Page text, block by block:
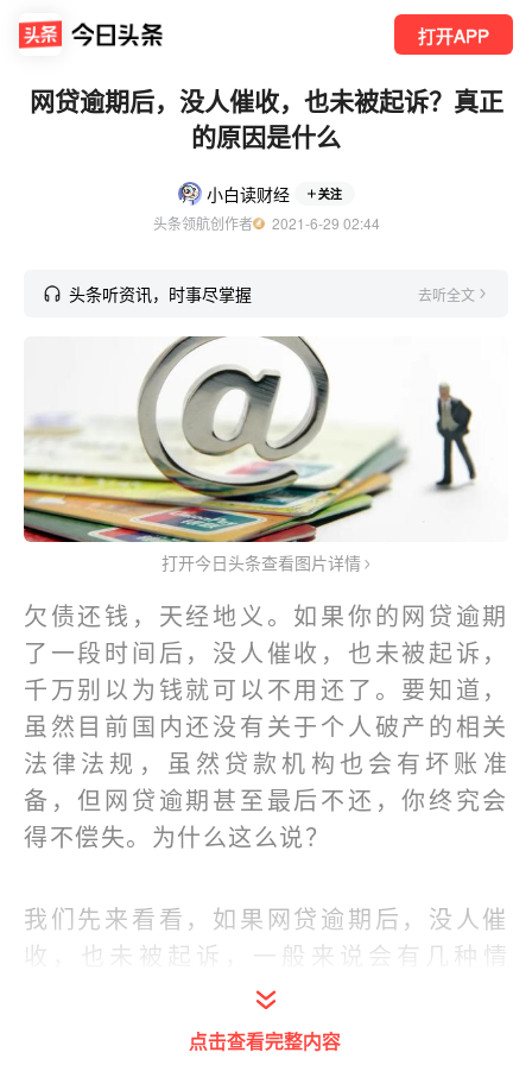
打开APP
网贷逾期后，没人催收，也未被起诉？真正
的原因是什么
小白读财经 关注
头条领航创作者
  2021-6-29 02:44
头条听资讯，时事尽掌握 去听全文
打开今日头条查看图片详情
欠债还钱，天经地义。如果你的网贷逾期
了一段时间后，没人催收，也未被起诉，
千万别以为钱就可以不用还了。要知道，
虽然目前国内还没有关于个人破产的相关
法律法规，虽然贷款机构也会有坏账准
备，但网贷逾期甚至最后不还，你终究会
得不偿失。为什么这么说？
我们先来看看，如果网贷逾期后，没人催
收，也未被起诉，一般来说会有几种情
点击查看完整内容